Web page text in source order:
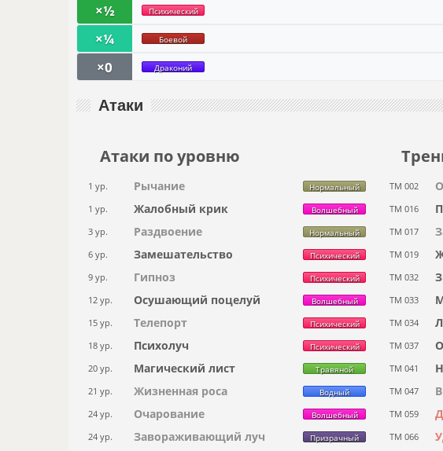
×½ Психический
×¼ Боевой
×0 Драконий
Атаки
Атаки по уровню
1 ур. Рычание Нормальный
1 ур. Жалобный крик Волшебный
3 ур. Раздвоение Нормальный
6 ур. Замешательство Психический
9 ур. Гипноз Психический
12 ур. Осушающий поцелуй Волшебный
15 ур. Телепорт Психический
18 ур. Психолуч Психический
20 ур. Магический лист Травяной
21 ур. Жизненная роса Водный
24 ур. Очарование Волшебный
24 ур. Завораживающий луч Призрачный
ТМ 002
ТМ 016
ТМ 017
ТМ 019
ТМ 032
ТМ 033
ТМ 034
ТМ 037
ТМ 041
ТМ 047
ТМ 059
ТМ 066